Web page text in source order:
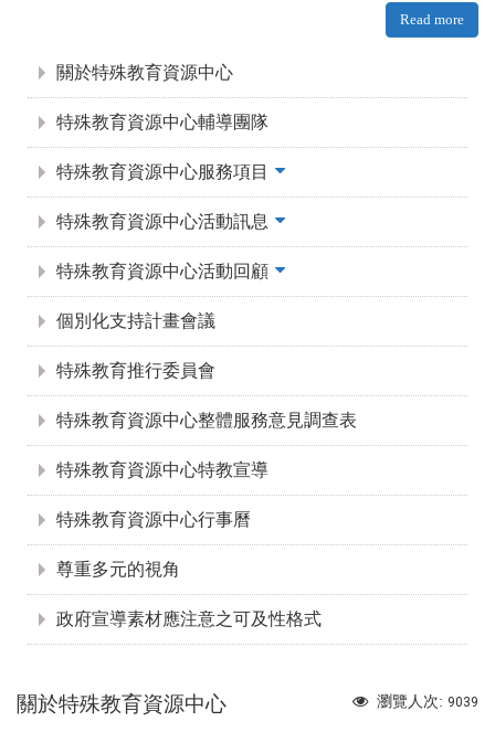
Read more
關於特殊教育資源中心
特殊教育資源中心輔導團隊
特殊教育資源中心服務項目
特殊教育資源中心活動訊息
特殊教育資源中心活動回顧
個別化支持計畫會議
特殊教育推行委員會
特殊教育資源中心整體服務意見調查表
特殊教育資源中心特教宣導
特殊教育資源中心行事曆
尊重多元的視角
政府宣導素材應注意之可及性格式
瀏覽人次: 9039
關於特殊教育資源中心